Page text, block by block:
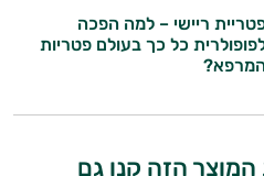
ריישי – למה הפכה
כל כך בעולם פטריות
הזה קנו גם